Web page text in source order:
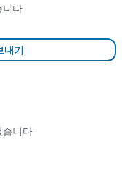
니다
내기
습니다